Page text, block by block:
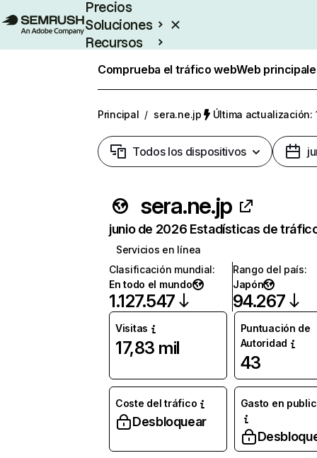
Precios
Soluciones
Recursos
Comprueba el tráfico webWeb
Principal / sera.ne.jp Última actualización:
Todos los dispositivos
sera.ne.jp
junio de 2026 Estadísticas de
Servicios en línea
Clasificación mundial:
En todo el mundo
1.127.547
Rango del país:
Japón
94.267
Visitas
17,83 mil
Puntuación de
Autoridad
43
Coste del tráfico
Desbloquear
Gasto en